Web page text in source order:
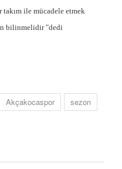
ile mücadele etmek
bilinmelidir "dedi
Akçakocaspor sezon